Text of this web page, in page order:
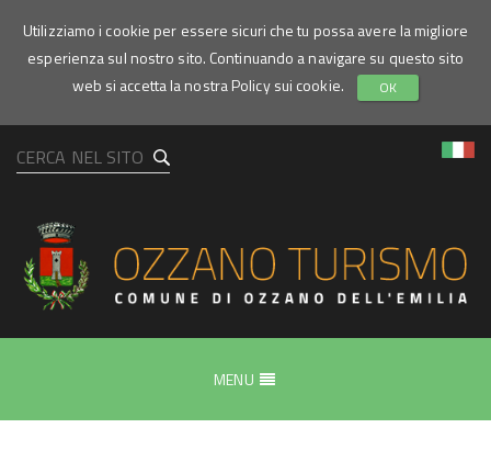
Utilizziamo i cookie per essere sicuri che tu possa avere la migliore
esperienza sul nostro sito. Continuando a navigare su questo sito
web si accetta la nostra Policy sui cookie.
OK
Mulino
del
Grillo
Room
& MENU